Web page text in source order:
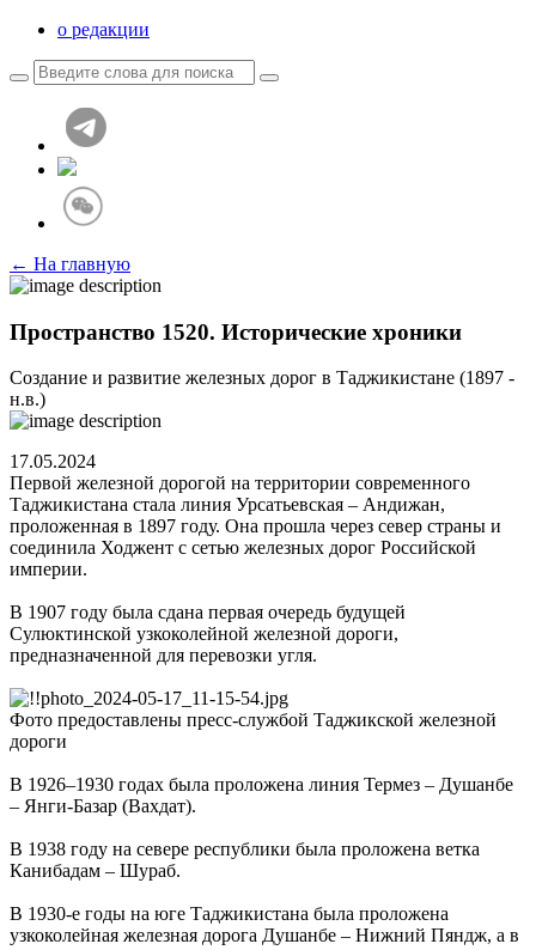
о редакции
← На главную
Пространство 1520. Исторические хроники
Создание и развитие железных дорог в Таджикистане (1897 -
н.в.)
17.05.2024
Первой железной дорогой на территории современного
Таджикистана стала линия Урсатьевская – Андижан,
проложенная в 1897 году. Она прошла через север страны и
соединила Ходжент с сетью железных дорог Российской
империи.
В 1907 году была сдана первая очередь будущей
Сулюктинской узкоколейной железной дороги,
предназначенной для перевозки угля.
Фото предоставлены пресс-службой Таджикской железной
дороги
В 1926–1930 годах была проложена линия Термез – Душанбе
– Янги-Базар (Вахдат).
В 1938 году на севере республики была проложена ветка
Канибадам – Шураб.
В 1930-е годы на юге Таджикистана была проложена
узкоколейная железная дорога Душанбе – Нижний Пяндж, а в